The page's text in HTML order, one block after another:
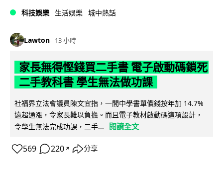
科技娛樂 生活娛樂 城中熱話
Lawton 13 小時
家長無得慳錢買二手書 電子啟動碼鎖死
二手教科書 學生無法做功課
社福界立法會議員陳文宜指，一間中學書單價錢按年加 14.7%
遠超通漲，令家長難以負擔。而且電子教材啟動碼這項設計，
令學生無法完成功課，二手...
閱讀全文
569 220 ↗ 分享